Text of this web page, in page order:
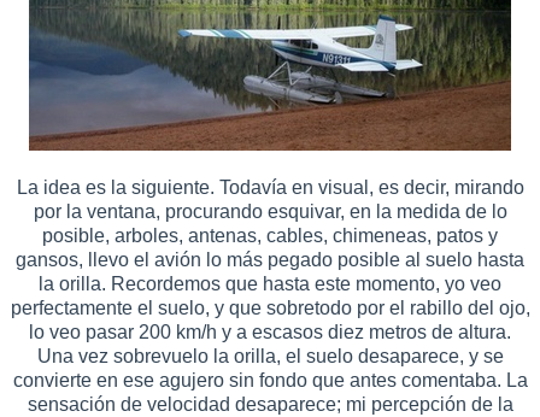
La idea es la siguiente. Todavía en visual, es decir, mirando
por la ventana, procurando esquivar, en la medida de lo
posible, arboles, antenas, cables, chimeneas, patos y
gansos, llevo el avión lo más pegado posible al suelo hasta
la orilla. Recordemos que hasta este momento, yo veo
perfectamente el suelo, y que sobretodo por el rabillo del ojo,
lo veo pasar 200 km/h y a escasos diez metros de altura.
Una vez sobrevuelo la orilla, el suelo desaparece, y se
convierte en ese agujero sin fondo que antes comentaba. La
sensación de velocidad desaparece; mi percepción de la